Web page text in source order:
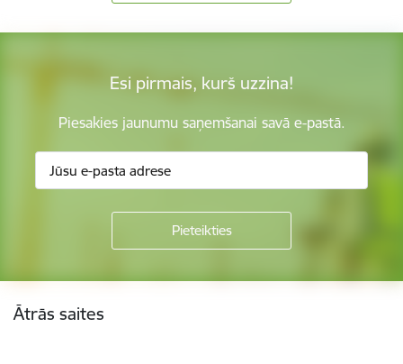
Esi pirmais, kurš uzzina!
Piesakies jaunumu saņemšanai savā e-pastā.
Ātrās saites